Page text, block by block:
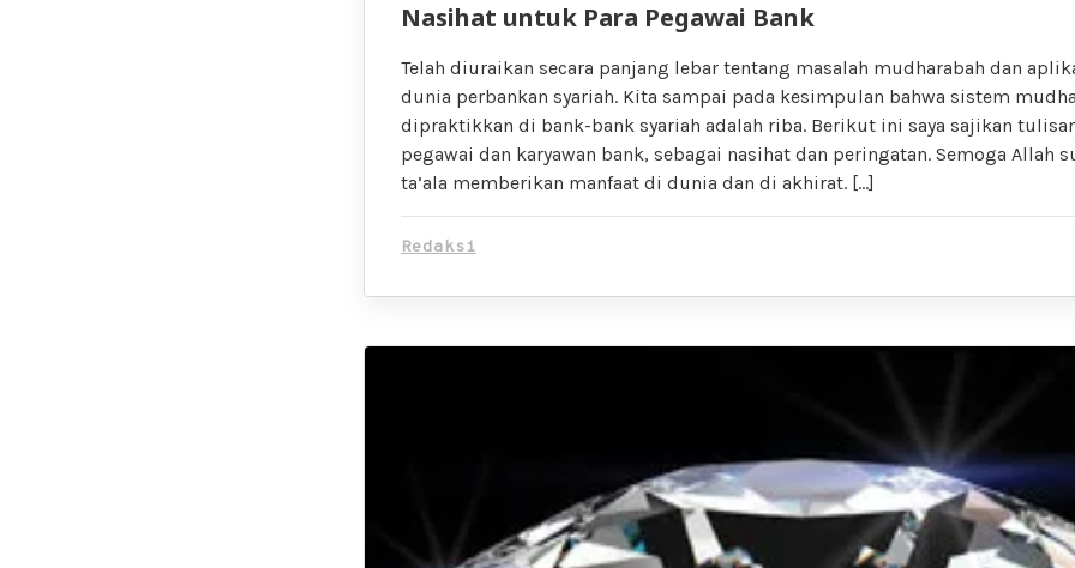
Nasihat untuk Para Pegawai Bank
Telah diuraikan secara panjang lebar tentang masalah mudharabah dan
dunia perbankan syariah. Kita sampai pada kesimpulan bahwa sistem
dipraktikkan di bank-bank syariah adalah riba. Berikut ini saya sajikan
pegawai dan karyawan bank, sebagai nasihat dan peringatan. Semoga Allah
ta’ala memberikan manfaat di dunia dan di akhirat. […]
Redaksi